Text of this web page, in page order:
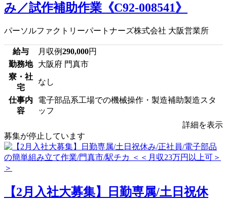
み／試作補助作業《C92-008541》
パーソルファクトリーパートナーズ株式会社 大阪営業所
給与 月収例290,000円
勤務地
大阪府 門真市
寮・社
宅
なし
仕事内
容
電子部品系工場での機械操作・製造補助製造スタ
ッフ
詳細を表示
募集が停止しています
【2月入社大募集】日勤専属/土日祝休